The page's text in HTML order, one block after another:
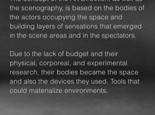
the scenography, is based on the bodies of
the actors occupying the space and
building layers of sensations that emerged
in the scene areas and in the spectators.
Due to the lack of budget and their
physical, corporeal, and experimental
research, their bodies became the space
and also the devices they used. Tools that
could materialize environments.